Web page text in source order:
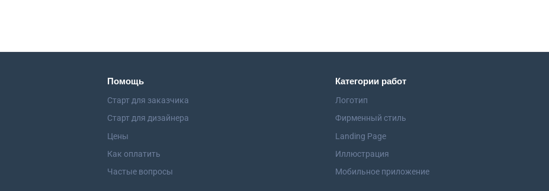
Помощь
Старт для заказчика
Старт для дизайнера
Цены
Как оплатить
Частые вопросы
Категории работ
Логотип
Фирменный стиль
Landing Page
Иллюстрация
Мобильное приложение